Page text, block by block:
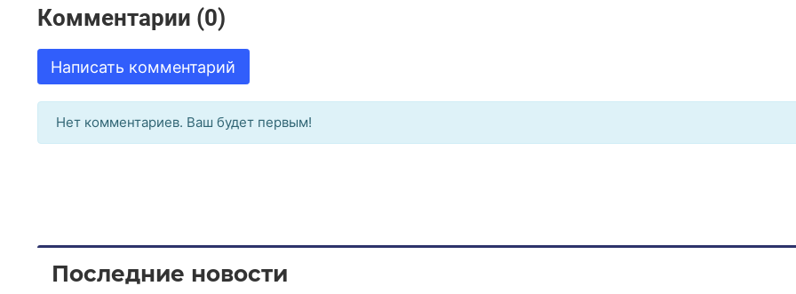
Комментарии (0)
Написать комментарий
Нет комментариев. Ваш будет первым!
Последние новости